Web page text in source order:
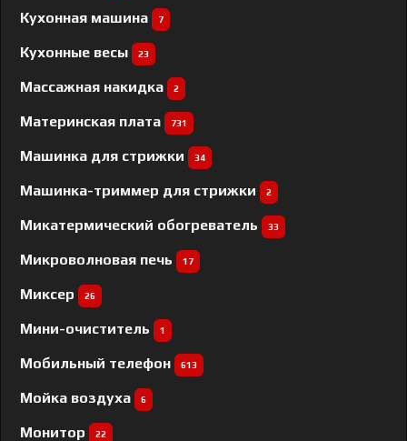
Кухонная машина 7
Кухонные весы 23
Массажная накидка 2
Материнская плата 731
Машинка для стрижки 34
Машинка-триммер для стрижки 2
Микатермический обогреватель 33
Микроволновая печь 17
Миксер 26
Мини-очиститель 1
Мобильный телефон 613
Мойка воздуха 6
Монитор 22